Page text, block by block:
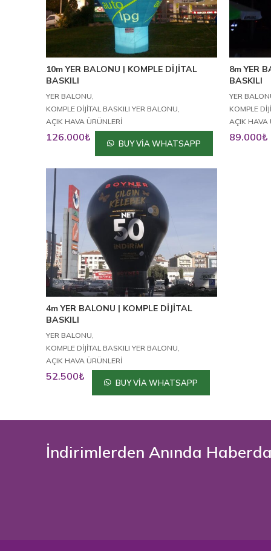
10m YER BALONU | KOMPLE DİJİTAL
BASKILI
YER BALONU,
KOMPLE DİJİTAL BASKILI YER BALONU,
AÇIK HAVA ÜRÜNLERİ
126.000₺
BUY VIA WHATSAPP
8m YER
BASKILI
YER
KOMPLE
AÇIK HAVA
89.000₺
4m YER BALONU | KOMPLE DİJİTAL
BASKILI
YER BALONU,
KOMPLE DİJİTAL BASKILI YER BALONU,
AÇIK HAVA ÜRÜNLERİ
52.500₺
BUY VIA WHATSAPP
İndirimlerden Anında